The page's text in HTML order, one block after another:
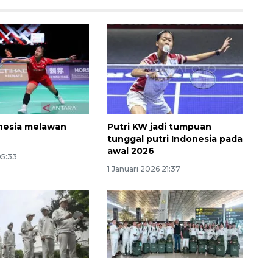
melawan
Putri KW jadi tumpuan
tunggal putri Indonesia pada
awal 2026
1 Januari 2026 21:37
Ekonomi triwulan II-2026
tumbuh 5,29 persen